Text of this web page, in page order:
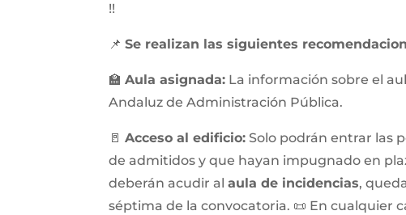
!!
📌Se realizan las siguientes
🏫Aula asignada: La información sobre el
Andaluz de Administración Pública.
🚪Acceso al edificio: Solo podrán entrar las
de admitidos y que hayan impugnado en
deberán acudir alaula de incidencias,
séptima de la convocatoria. 📜 En cualquier